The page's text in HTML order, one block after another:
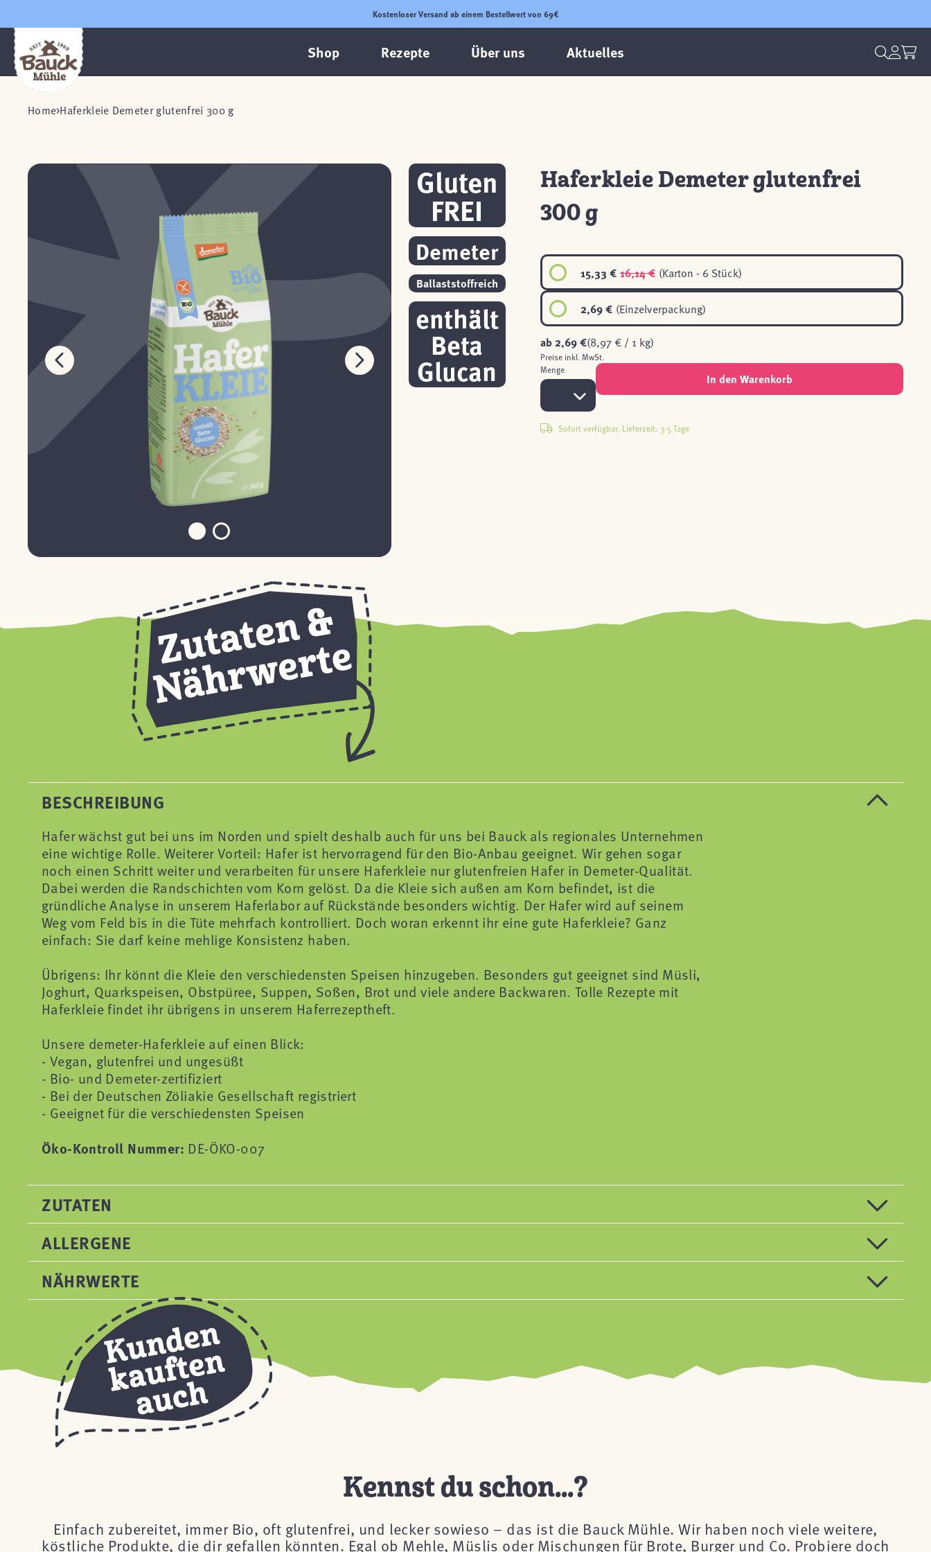
Kostenloser Versand ab einem Bestellwert von 69€
Shop Rezepte Über uns Aktuelles
Home Haferkleie Demeter glutenfrei 300 g
Gluten
FREI
Demeter
Ballaststoffreich
enthält
Beta
Glucan
Haferkleie Demeter glutenfrei
300 g
15,33 € 16,14 € (Karton - 6 Stück)
2,69 € (Einzelverpackung)
ab 2,69 €(8,97 € / 1 kg)
Preise inkl. MwSt.
Menge
In den Warenkorb
Sofort verfügbar, Lieferzeit: 3-5 Tage
BESCHREIBUNG
Hafer wächst gut bei uns im Norden und spielt deshalb auch für uns bei Bauck als regionales Unternehmen
eine wichtige Rolle. Weiterer Vorteil: Hafer ist hervorragend für den Bio-Anbau geeignet. Wir gehen sogar
noch einen Schritt weiter und verarbeiten für unsere Haferkleie nur glutenfreien Hafer in Demeter-Qualität.
Dabei werden die Randschichten vom Korn gelöst. Da die Kleie sich außen am Korn befindet, ist die
gründliche Analyse in unserem Haferlabor auf Rückstände besonders wichtig. Der Hafer wird auf seinem
Weg vom Feld bis in die Tüte mehrfach kontrolliert. Doch woran erkennt ihr eine gute Haferkleie? Ganz
einfach: Sie darf keine mehlige Konsistenz haben.
Übrigens: Ihr könnt die Kleie den verschiedensten Speisen hinzugeben. Besonders gut geeignet sind Müsli,
Joghurt, Quarkspeisen, Obstpüree, Suppen, Soßen, Brot und viele andere Backwaren. Tolle Rezepte mit
Haferkleie findet ihr übrigens in unserem Haferrezeptheft.
Unsere demeter-Haferkleie auf einen Blick:
- Vegan, glutenfrei und ungesüßt
- Bio- und Demeter-zertifiziert
- Bei der Deutschen Zöliakie Gesellschaft registriert
- Geeignet für die verschiedensten Speisen
Öko-Kontroll Nummer: DE-ÖKO-007
ZUTATEN
ALLERGENE
NÄHRWERTE
Kennst du schon...?
Einfach zubereitet, immer Bio, oft glutenfrei, und lecker sowieso – das ist die Bauck Mühle. Wir haben noch viele weitere,
köstliche Produkte, die dir gefallen könnten. Egal ob Mehle, Müslis oder Mischungen für Brote, Burger und Co. Probiere doch